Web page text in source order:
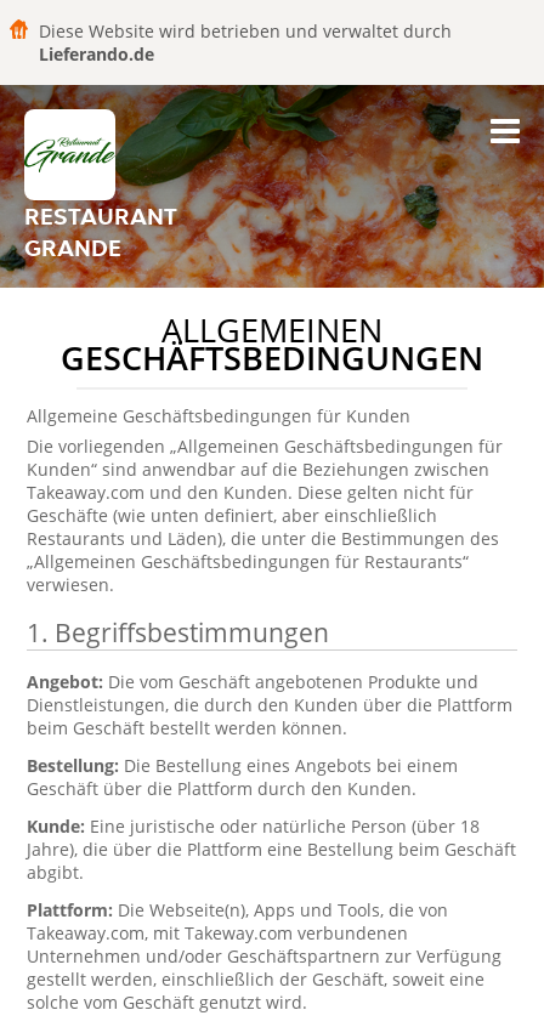
Diese Website wird betrieben und verwaltet durch
Lieferando.de
RESTAURANT
GRANDE
ALLGEMEINEN
GESCHÄFTSBEDINGUNGEN
Allgemeine Geschäftsbedingungen für Kunden
Die vorliegenden „Allgemeinen Geschäftsbedingungen für
Kunden“ sind anwendbar auf die Beziehungen zwischen
Takeaway.com und den Kunden. Diese gelten nicht für
Geschäfte (wie unten definiert, aber einschließlich
Restaurants und Läden), die unter die Bestimmungen des
„Allgemeinen Geschäftsbedingungen für Restaurants“
verwiesen.
1. Begriffsbestimmungen
Angebot: Die vom Geschäft angebotenen Produkte und
Dienstleistungen, die durch den Kunden über die Plattform
beim Geschäft bestellt werden können.
Bestellung: Die Bestellung eines Angebots bei einem
Geschäft über die Plattform durch den Kunden.
Kunde: Eine juristische oder natürliche Person (über 18
Jahre), die über die Plattform eine Bestellung beim Geschäft
abgibt.
Plattform: Die Webseite(n), Apps und Tools, die von
Takeaway.com, mit Takeway.com verbundenen
Unternehmen und/oder Geschäftspartnern zur Verfügung
gestellt werden, einschließlich der Geschäft, soweit eine
solche vom Geschäft genutzt wird.